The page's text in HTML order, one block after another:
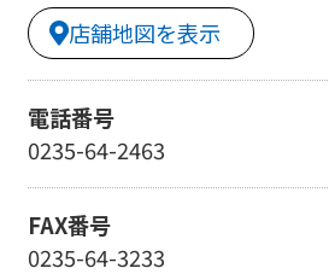
店舗地図を表示
電話番号
0235-64-2463
FAX番号
0235-64-3233